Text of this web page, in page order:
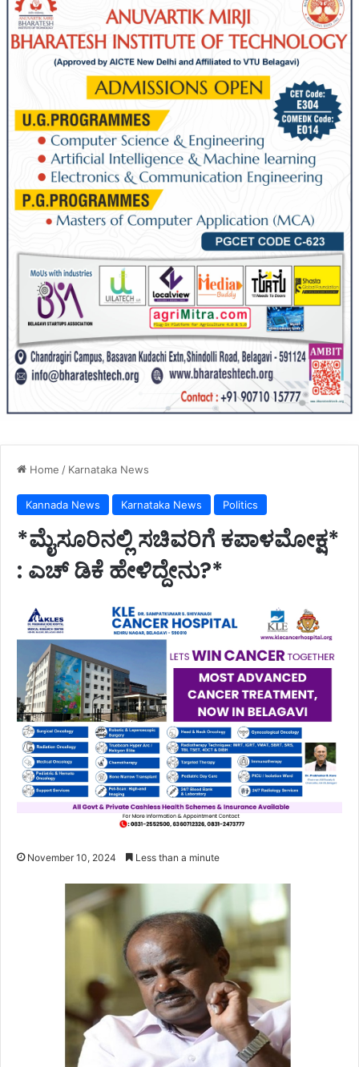
Home / Karnataka News
Kannada News Karnataka News Politics
*ಮೈಸೂರಿನಲ್ಲಿ ಸಚಿವರಿಗೆ ಕಪಾಳಮೋಕ್ಷ*
: ಎಚ್ ಡಿಕೆ ಹೇಳಿದ್ದೇನು?*
November 10, 2024 Less than a minute